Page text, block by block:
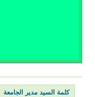
كلمة السيد مدير الجامعة